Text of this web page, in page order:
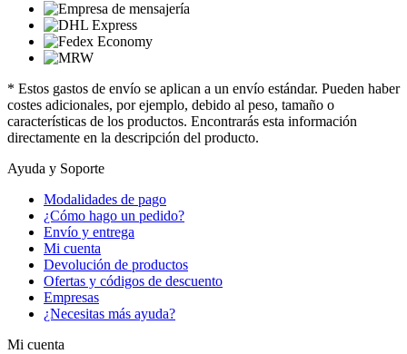
* Estos gastos de envío se aplican a un envío estándar. Pueden haber
costes adicionales, por ejemplo, debido al peso, tamaño o
características de los productos. Encontrarás esta información
directamente en la descripción del producto.
Ayuda y Soporte
Modalidades de pago
¿Cómo hago un pedido?
Envío y entrega
Mi cuenta
Devolución de productos
Ofertas y códigos de descuento
Empresas
¿Necesitas más ayuda?
Mi cuenta